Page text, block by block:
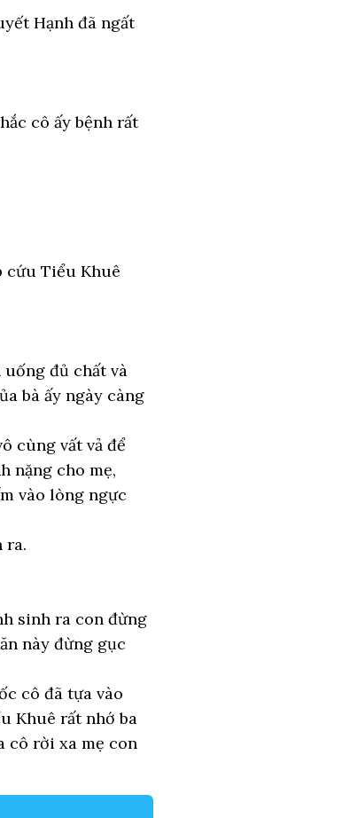
Hạnh đã ngất
cô ấy bệnh rất
cứu Tiểu Khuê
đủ chất và
bà ấy ngày càng
cùng vất vả để
nặng cho mẹ,
vào lòng ngực
ra.
sinh ra con đừng
này đừng gục
cô đã tựa vào
Khuê rất nhớ ba
cô rời xa mẹ con